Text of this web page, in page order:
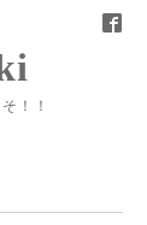
！！